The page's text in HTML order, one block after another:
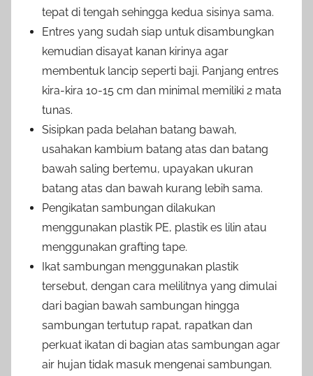
tepat di tengah sehingga kedua sisinya sama.
Entres yang sudah siap untuk disambungkan
kemudian disayat kanan kirinya agar
membentuk lancip seperti baji. Panjang entres
kira-kira 10-15 cm dan minimal memiliki 2 mata
tunas.
Sisipkan pada belahan batang bawah,
usahakan kambium batang atas dan batang
bawah saling bertemu, upayakan ukuran
batang atas dan bawah kurang lebih sama.
Pengikatan sambungan dilakukan
menggunakan plastik PE, plastik es lilin atau
menggunakan grafting tape.
Ikat sambungan menggunakan plastik
tersebut, dengan cara melilitnya yang dimulai
dari bagian bawah sambungan hingga
sambungan tertutup rapat, rapatkan dan
perkuat ikatan di bagian atas sambungan agar
air hujan tidak masuk mengenai sambungan.